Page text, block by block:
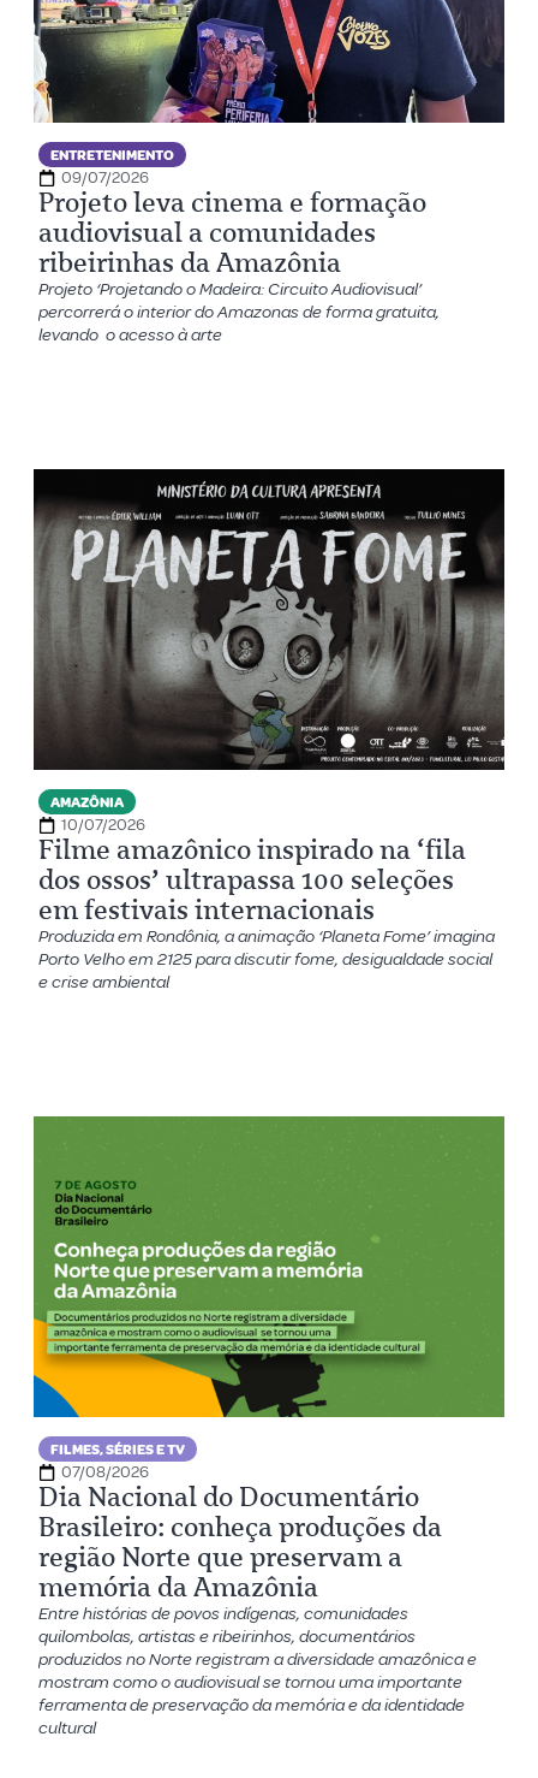
ENTRETENIMENTO
09/07/2026
Projeto leva cinema e formação
audiovisual a comunidades
ribeirinhas da Amazônia
Projeto ‘Projetando o Madeira: Circuito Audiovisual’
percorrerá o interior do Amazonas de forma gratuita,
levando o acesso à arte
AMAZÔNIA
10/07/2026
Filme amazônico inspirado na ‘fila
dos ossos’ ultrapassa 100 seleções
em festivais internacionais
Produzida em Rondônia, a animação ‘Planeta Fome’ imagina
Porto Velho em 2125 para discutir fome, desigualdade social
e crise ambiental
FILMES, SÉRIES E TV
07/08/2026
Dia Nacional do Documentário
Brasileiro: conheça produções da
região Norte que preservam a
memória da Amazônia
Entre histórias de povos indígenas, comunidades
quilombolas, artistas e ribeirinhos, documentários
produzidos no Norte registram a diversidade amazônica e
mostram como o audiovisual se tornou uma importante
ferramenta de preservação da memória e da identidade
cultural